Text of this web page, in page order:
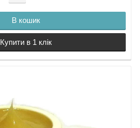
В кошик
Купити в 1 клік